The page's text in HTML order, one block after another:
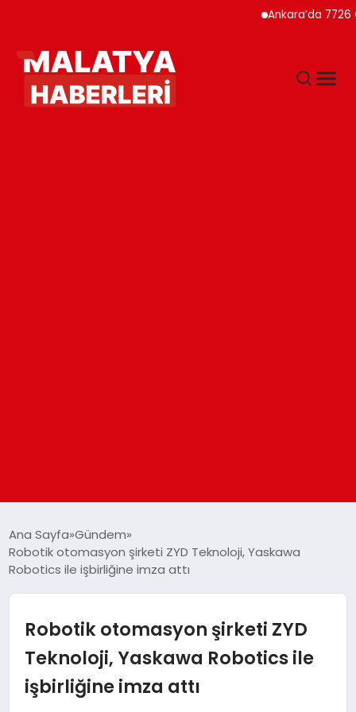
Ankara’da 7726
GÜNDEM
DÜNYA
EĞITIM
Ana Sayfa Gündem
Robotik otomasyon şirketi ZYD Teknoloji, Yaskawa
Robotics ile işbirliğine imza attı
Robotik otomasyon şirketi ZYD
Teknoloji, Yaskawa Robotics ile
işbirliğine imza attı